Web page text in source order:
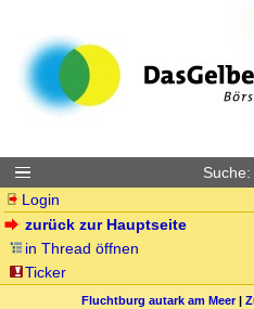
Suche:
Login
zurück zur Hauptseite
in Thread öffnen
Ticker
Fluchtburg autark am Meer|